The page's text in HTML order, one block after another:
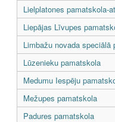
Lielplatones pamatskola-
Liepājas Līvupes
Limbažu novada speciālā
Lūzenieku pamatskola
Medumu Iespēju
Mežupes pamatskola
Padures pamatskola